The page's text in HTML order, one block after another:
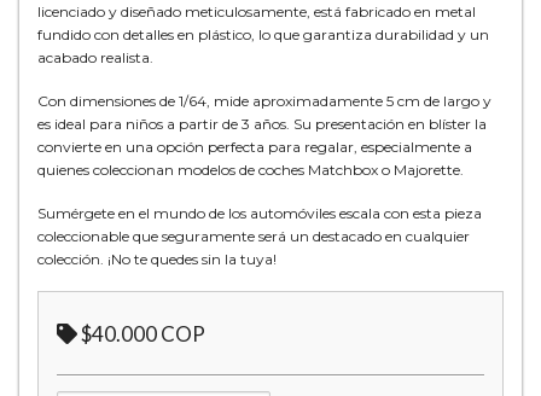
licenciado y diseñado meticulosamente, está fabricado en metal
fundido con detalles en plástico, lo que garantiza durabilidad y un
acabado realista.
Con dimensiones de 1/64, mide aproximadamente 5 cm de largo y
es ideal para niños a partir de 3 años. Su presentación en blíster la
convierte en una opción perfecta para regalar, especialmente a
quienes coleccionan modelos de coches Matchbox o Majorette.
Sumérgete en el mundo de los automóviles escala con esta pieza
coleccionable que seguramente será un destacado en cualquier
colección. ¡No te quedes sin la tuya!
$40.000 COP